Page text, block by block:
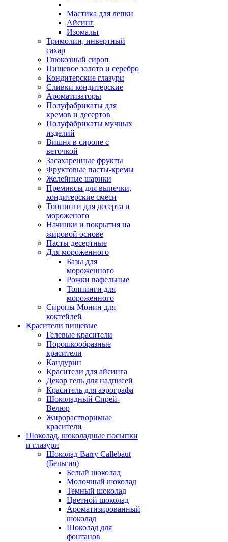
Мастика для лепки
Айсинг
Изомальт
Тримолин, инвертный
сахар
Глюкозный сироп
Пищевое золото и серебро
Кондитерские глазури
Сливки кондитерские
Ароматизаторы
Полуфабрикаты для
кремов и десертов
Полуфабрикаты мучных
изделий
Вишня в сиропе с
веточкой
Засахаренные фрукты
Фруктовые пасты-кремы
Желейные шарики
Премиксы для выпечки,
кондитерские смеси
Топпинги для десерта и
мороженого
Начинки и покрытия на
жировой основе
Пасты десертные
Для мороженного
Базы для
мороженного
Рожки вафельные
Топпинги для
мороженного
Сиропы Монин для
коктейлей
Красители пищевые
Гелевые красители
Порошкообразные
красители
Кандурин
Красители для айсинга
Декор гель для надписей
Краситель для аэрографа
Шоколадный Спрей-
Велюр
Жирорастворимые
красители
Шоколад, шоколадные посыпки
и глазури
Шоколад Barry Callebaut
(Бельгия)
Белый шоколад
Молочный шоколад
Темный шоколад
Цветной шоколад
Ароматизированный
шоколад
Шоколад для
фонтанов